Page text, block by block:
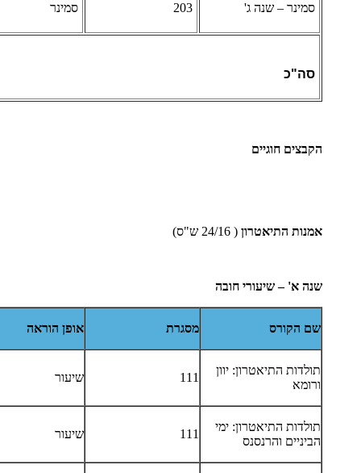
סמינר – שנה ג' 203 סמינר
סה"כ
הקבצים חוגיים
אמנות התיאטרון ( 24/16 ש"ס)
שנה א'
–שיעורי חובה
שם הקורס מסגרת אופן הוראה
תולדות התיאטרון: יוון
ורומא
111 שיעור
תולדות התיאטרון: ימי
הביניים והרנסנס
111 שיעור